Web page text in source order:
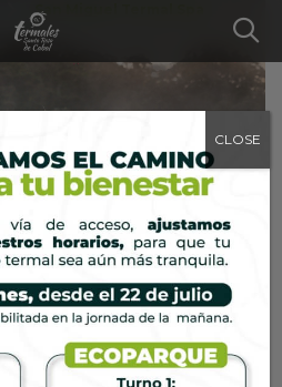
San Miguel Termal Spa
CLOSE